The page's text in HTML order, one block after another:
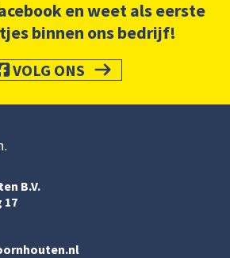
en weet als eerste
binnen ons bedrijf!
VOLG ONS
B.V.
17